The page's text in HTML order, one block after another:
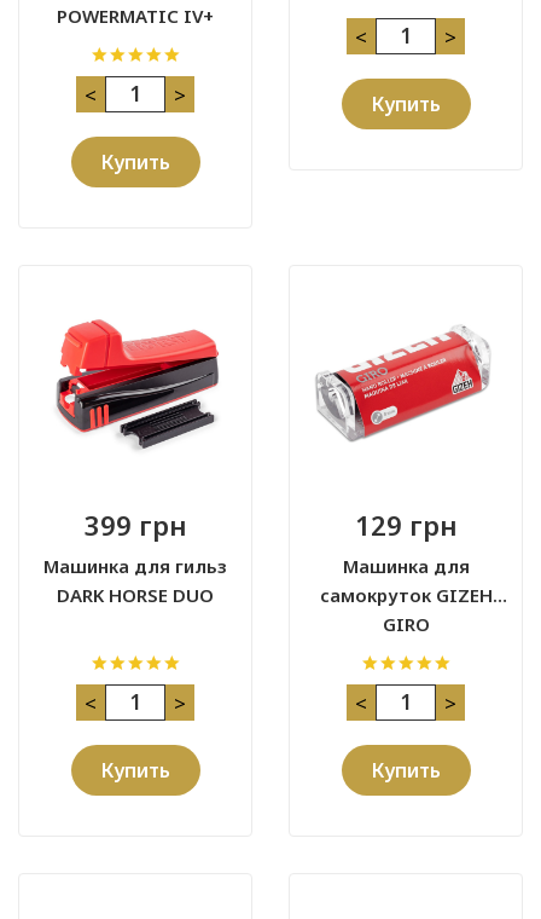
POWERMATIC IV+
< >
Купить
< >
Купить
399 грн
Машинка для гильз
DARK HORSE DUO
< >
Купить
129 грн
Машинка для
самокруток GIZEH
GIRO
< >
Купить